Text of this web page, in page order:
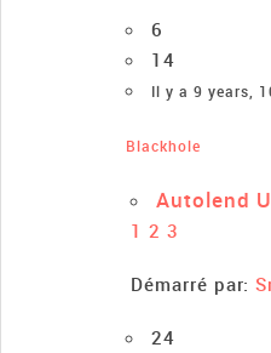
6
14
Il y a 9 years,
Blackhole
Autolend
1 2 3
Démarré par:
24